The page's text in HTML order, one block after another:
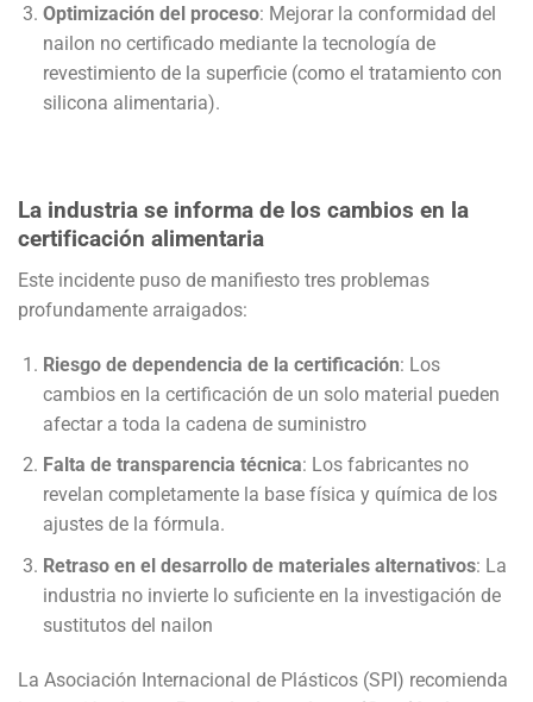
Optimización del proceso: Mejorar la conformidad del
nailon no certificado mediante la tecnología de
revestimiento de la superficie (como el tratamiento con
silicona alimentaria).
La industria se informa de los cambios en la
certificación alimentaria
Este incidente puso de manifiesto tres problemas
profundamente arraigados:
Riesgo de dependencia de la certificación: Los
cambios en la certificación de un solo material pueden
afectar a toda la cadena de suministro
Falta de transparencia técnica: Los fabricantes no
revelan completamente la base física y química de los
ajustes de la fórmula.
Retraso en el desarrollo de materiales alternativos: La
industria no invierte lo suficiente en la investigación de
sustitutos del nailon
La Asociación Internacional de Plásticos (SPI) recomienda